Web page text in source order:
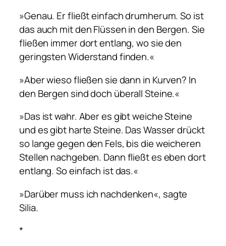
»Genau. Er fließt einfach drumherum. So ist
das auch mit den Flüssen in den Bergen. Sie
fließen immer dort entlang, wo sie den
geringsten Widerstand finden.«
»Aber wieso fließen sie dann in Kurven? In
den Bergen sind doch überall Steine.«
»Das ist wahr. Aber es gibt weiche Steine
und es gibt harte Steine. Das Wasser drückt
so lange gegen den Fels, bis die weicheren
Stellen nachgeben. Dann fließt es eben dort
entlang. So einfach ist das.«
»Darüber muss ich nachdenken«, sagte
Silia.
*